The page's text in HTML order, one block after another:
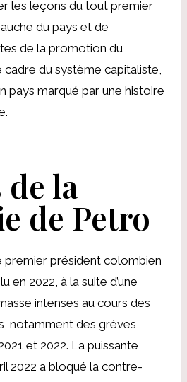
les leçons du tout premier
du pays et de
de la promotion du
du système capitaliste,
pays marqué par une histoire
la
de Petro
premier président colombien
en 2022, à la suite d’une
intenses au cours des
notamment des grèves
et 2022. La puissante
2022 a bloqué la contre-